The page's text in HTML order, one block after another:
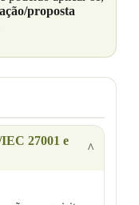
proposta
27001 e